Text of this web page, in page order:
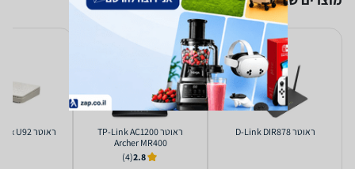
‏ראוטר D-Link DIR878
‏ראוטר TP-Link AC1200
Archer MR400
2.8
(4)
‏ראוטר Iskratel Innbox U92